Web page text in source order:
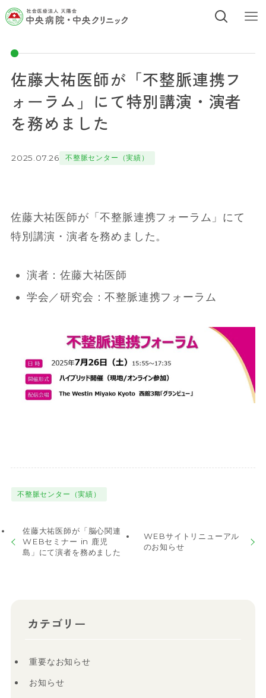
佐藤大祐医師が「不整脈連携フ
ォーラム」にて特別講演・演者
を務めました
不整脈センター（実績）
2025.07.26
佐藤大祐医師が「不整脈連携フォーラム」にて
特別講演・演者を務めました。
演者：佐藤大祐医師
学会／研究会：不整脈連携フォーラム
不整脈センター（実績）
佐藤大祐医師が「脳心関連
WEBセミナー in 鹿児
島」にて演者を務めました
WEBサイトリニューアル
のお知らせ
カテゴリー
重要なお知らせ
お知らせ